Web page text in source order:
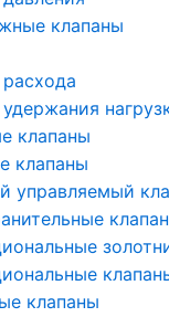
клапаны
клапаны
клапаны
управляемый
клапаны